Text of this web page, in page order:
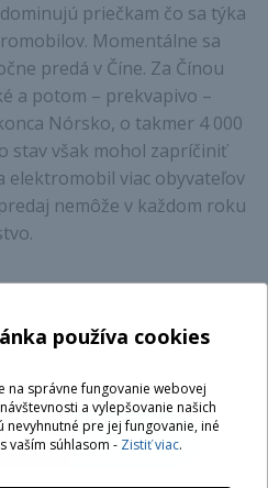
priečkam čo sa týka
Momentálne sa
predá v Číne. Za Čínou
a potom – prekvapivo –
Nórsko, o takmer 4 000
stav však mohol zapríčiniť
elektromobil viac obyvateľov
nemôže v každom roku
autobusov
používa cookies
na správne fungovanie webovej
a vylepšovanie našich
nevyhnutné pre jej fungovanie, iné
vaším súhlasom - Zistiť viac.